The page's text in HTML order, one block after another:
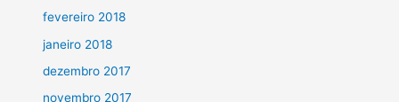
fevereiro 2018
janeiro 2018
dezembro 2017
novembro 2017